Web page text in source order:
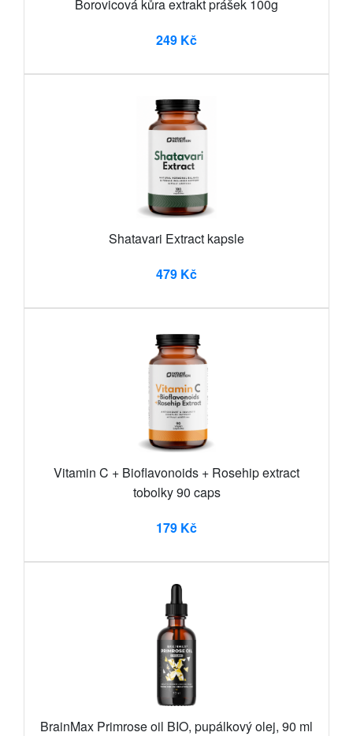
Borovicová kůra extrakt prášek 100g
249 Kč
Shatavari Extract kapsle
479 Kč
Vitamin C + Bioflavonoids + Rosehip extract
tobolky 90 caps
179 Kč
BrainMax Primrose oil BIO, pupálkový olej, 90 ml